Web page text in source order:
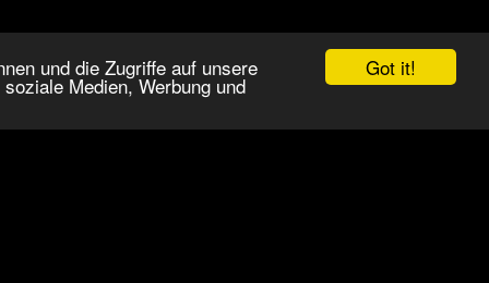
Got it!
und die Zugriffe auf unsere
Medien, Werbung und